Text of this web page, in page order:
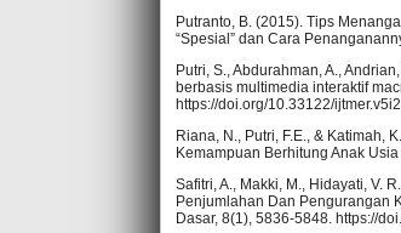
Putranto, B. (2015). Tips
“Spesial” dan Cara
Putri, S., Abdurahman, A.,
berbasis multimedia interaktif
https://doi.org/10.33122/
Riana, N., Putri, F.E., & Katimah,
Kemampuan Berhitung Anak
Safitri, A., Makki, M., Hidayati, V.
Penjumlahan Dan Pengurangan
Dasar, 8(1), 5836-5848. https://